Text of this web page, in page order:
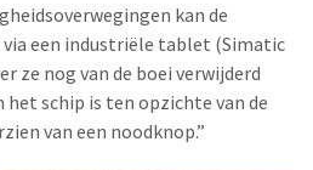
kan de
een industriële tablet (Simatic
ze nog van de boei verwijderd
schip is ten opzichte van de
van een noodknop.”